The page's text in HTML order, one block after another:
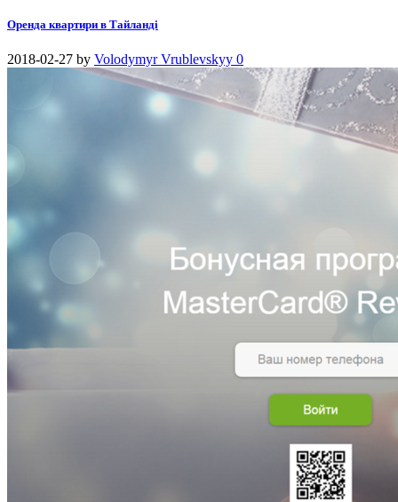
Оренда квартири в Тайланді
2018-02-27 by Volodymyr Vrublevskyy 0